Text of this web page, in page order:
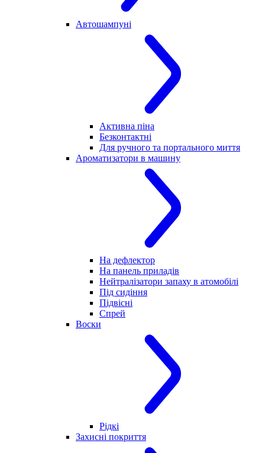
Автошампуні
Активна піна
Безконтактні
Для ручного та портального миття
Ароматизатори в машину
На дефлектор
На панель приладів
Нейтралізатори запаху в атомобілі
Під сидіння
Підвісні
Спрей
Воски
Рідкі
Захисні покриття